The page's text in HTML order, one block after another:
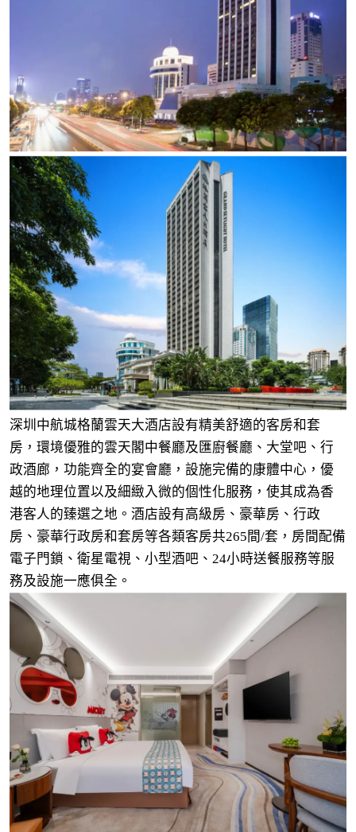
深圳中航城格蘭雲天大酒店設有精美舒適的客房和套
房，環境優雅的雲天閣中餐廳及匯廚餐廳、大堂吧、行
政酒廊，功能齊全的宴會廳，設施完備的康體中心，優
越的地理位置以及細緻入微的個性化服務，使其成為香
港客人的臻選之地。酒店設有高級房、豪華房、行政
房、豪華行政房和套房等各類客房共265間/套，房間配備
電子門鎖、衛星電視、小型酒吧、24小時送餐服務等服
務及設施一應俱全。